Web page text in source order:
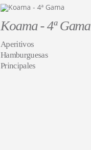
Koama - 4ª Gama
Aperitivos
Hamburguesas
Principales